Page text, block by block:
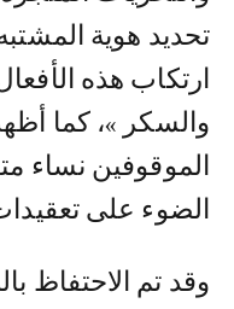
تحديد هوية
ارتكاب هذه
والسكر »، كما
الموقوفين نساء
الضوء على
‏وقد تم الاحتفاظ